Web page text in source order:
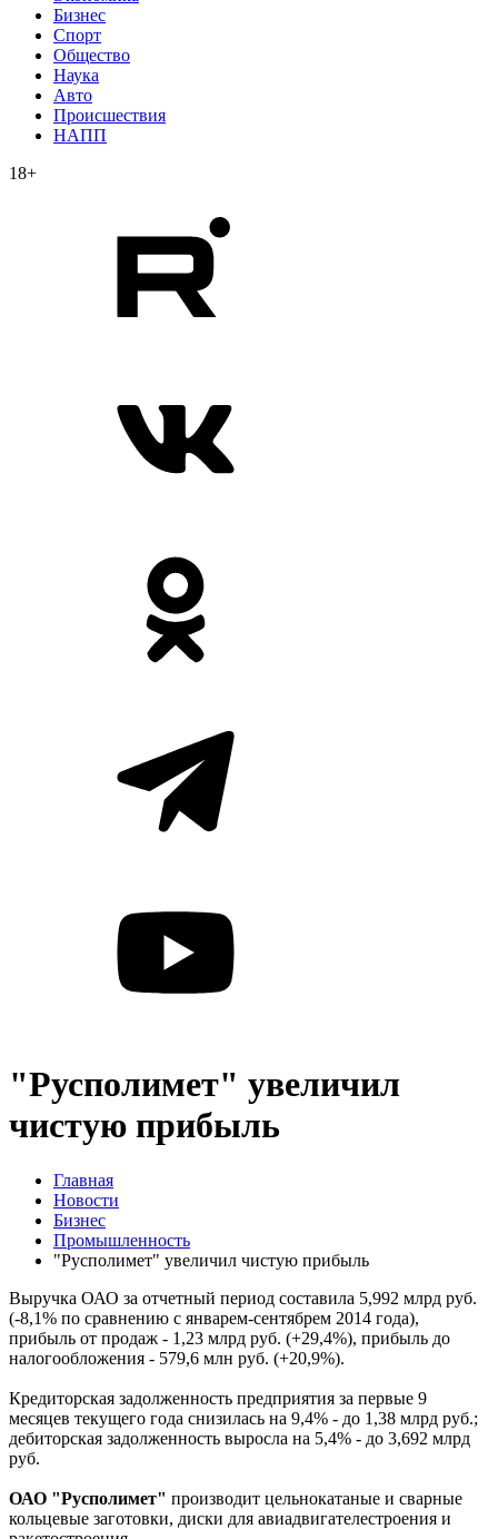
Бизнес
Спорт
Общество
Наука
Авто
Происшествия
НАПП
18+
"Русполимет" увеличил
чистую прибыль
Главная
Новости
Бизнес
Промышленность
"Русполимет" увеличил чистую прибыль
Выручка ОАО за отчетный период составила 5,992 млрд руб.
(-8,1% по сравнению с январем-сентябрем 2014 года),
прибыль от продаж - 1,23 млрд руб. (+29,4%), прибыль до
налогообложения - 579,6 млн руб. (+20,9%).
Кредиторская задолженность предприятия за первые 9
месяцев текущего года снизилась на 9,4% - до 1,38 млрд руб.;
дебиторская задолженность выросла на 5,4% - до 3,692 млрд
руб.
ОАО "Русполимет" производит цельнокатаные и сварные
кольцевые заготовки, диски для авиадвигателестроения и